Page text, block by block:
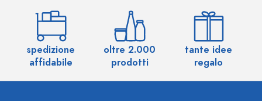
spedizione
affidabile
oltre 2.000
prodotti
tante idee
regalo